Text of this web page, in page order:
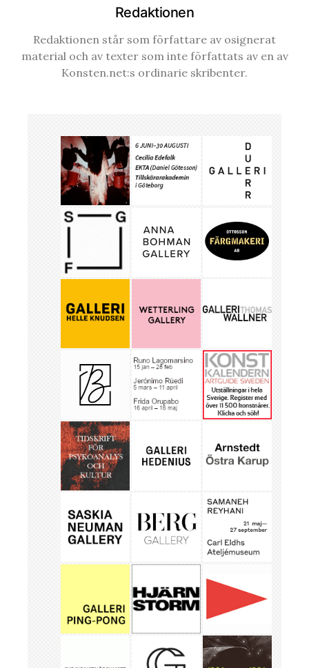
Redaktionen
Redaktionen står som författare av osignerat
material och av texter som inte författats av en av
Konsten.net:s ordinarie skribenter.